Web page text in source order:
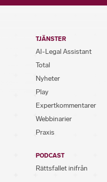
TJÄNSTER
AI-Legal Assistant
Total
Nyheter
Play
Expertkommentarer
Webbinarier
Praxis
PODCAST
Rättsfallet inifrån